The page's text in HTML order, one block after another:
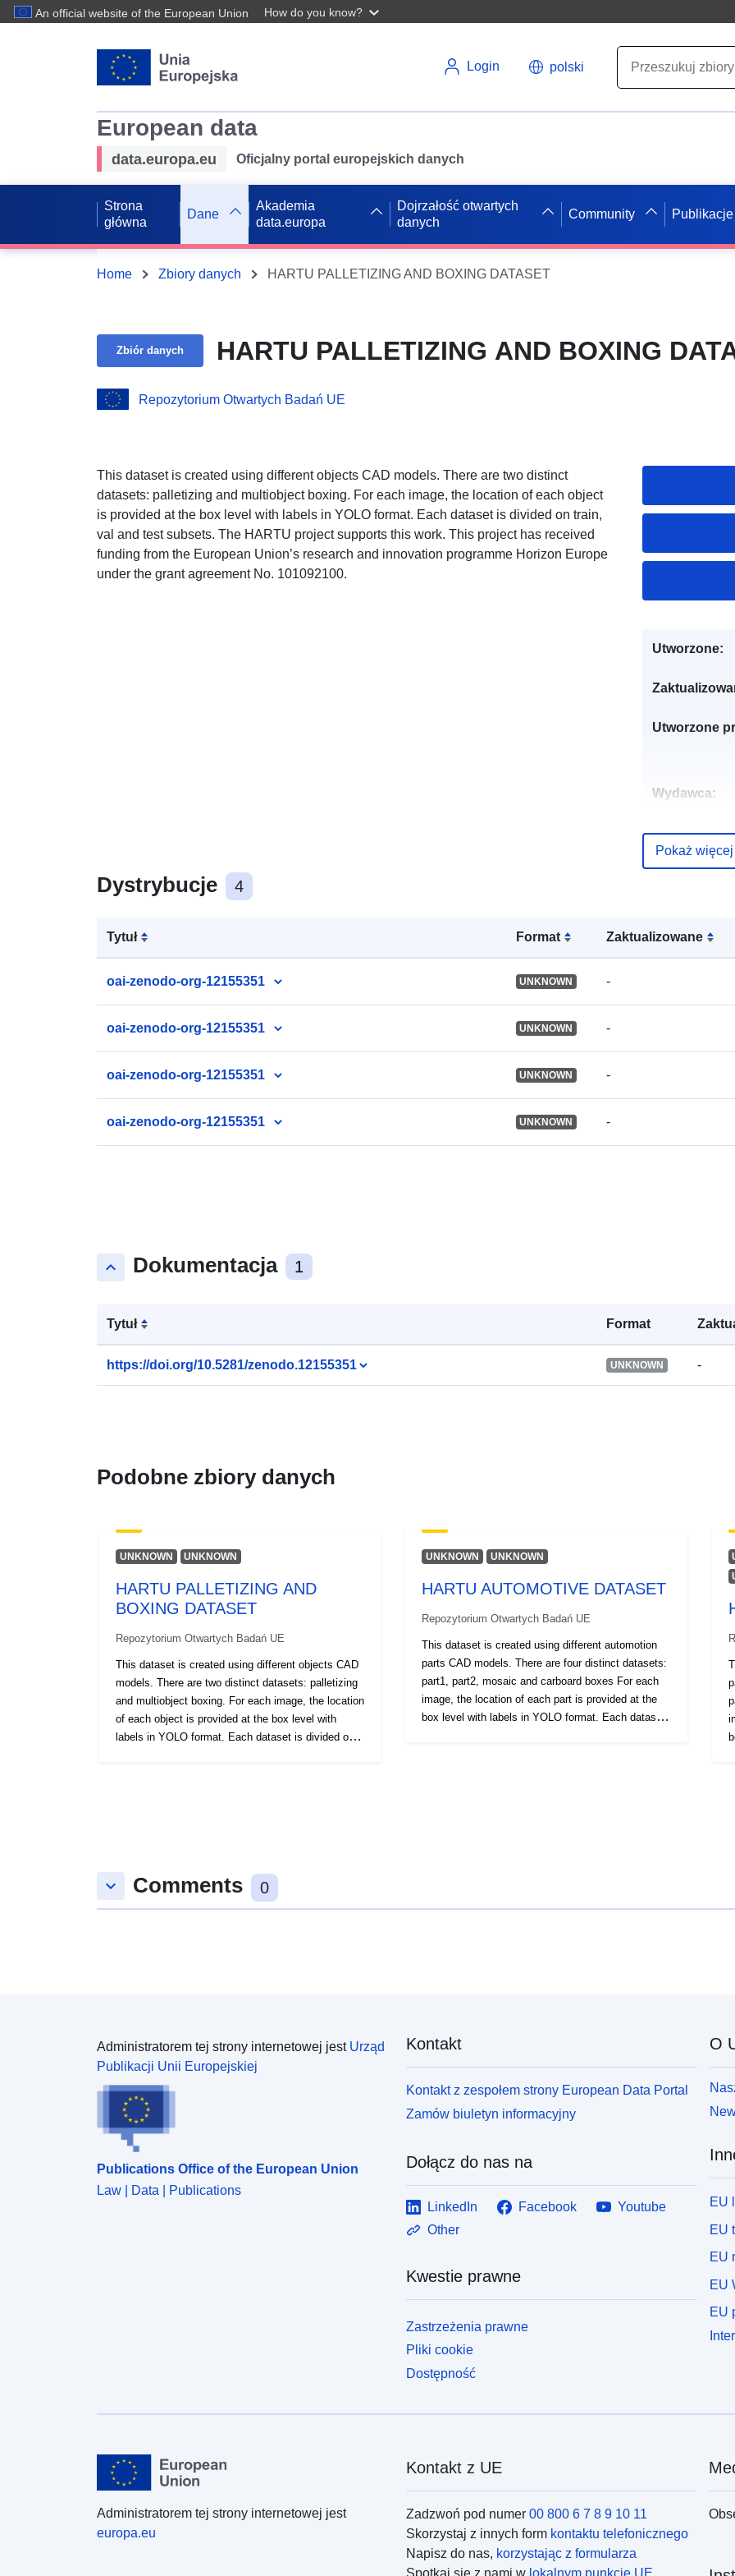
An official website of the European Union How do you know?
Login polski
European data
data.europa.eu Oficjalny portal europejskich danych
Strona
główna
Dane
Akademia
data.europa
Dojrzałość otwartych
danych
Community Publikacje
Home Zbiory danych HARTU PALLETIZING AND BOXING DATASET
Zbiór danych HARTU PALLETIZING AND BOXING
Repozytorium Otwartych Badań UE
This dataset is created using different objects CAD models. There are two distinct
datasets: palletizing and multiobject boxing. For each image, the location of each object
is provided at the box level with labels in YOLO format. Each dataset is divided on train,
val and test subsets. The HARTU project supports this work. This project has received
funding from the European Union’s research and innovation programme Horizon Europe
under the grant agreement No. 101092100.
Dystrybucje 4
Tytuł Format Zaktualizowane
oai-zenodo-org-12155351 UNKNOWN -
oai-zenodo-org-12155351 UNKNOWN -
oai-zenodo-org-12155351 UNKNOWN -
oai-zenodo-org-12155351 UNKNOWN -
keyboard_arrow_up Dokumentacja 1
Tytuł Format
https://doi.org/10.5281/zenodo.12155351 UNKNOWN -
Utworzone:
Utworzone
Wydawca:
Zapis
Identyfikatory:
Prawa
Pokaż więcej
Podobne zbiory danych
UNKNOWN UNKNOWN
HARTU PALLETIZING AND
BOXING DATASET
Repozytorium Otwartych Badań UE
This dataset is created using different objects CAD
models. There are two distinct datasets: palletizing
and multiobject boxing. For each image, the location
of each object is provided at the box level with
labels in YOLO format. Each dataset is divided on
UNKNOWN UNKNOWN
HARTU AUTOMOTIVE DATASET
Repozytorium Otwartych Badań UE
This dataset is created using different automotion
parts CAD models. There are four distinct datasets:
part1, part2, mosaic and carboard boxes For each
image, the location of each part is provided at the
box level with labels in YOLO format. Each dataset
keyboard_arrow_down Comments 0
Administratorem tej strony internetowej jest Urząd
Publikacji Unii Europejskiej
Publications Office of the European Union
Law | Data | Publications
Kontakt
Kontakt z zespołem strony European Data Portal
Zamów biuletyn informacyjny
Dołącz do nas na
LinkedIn Facebook
Youtube
Other
Kwestie prawne
Zastrzeżenia prawne
Pliki cookie
Dostępność
O
EU
EU
EU
EU
EU
Administratorem tej strony internetowej jest
europa.eu
Kontakt z UE
Zadzwoń pod numer 00 800 6 7 8 9 10 11
Skorzystaj z innych form kontaktu telefonicznego
Napisz do nas, korzystając z formularza
Spotkaj się z nami w lokalnym punkcie UE